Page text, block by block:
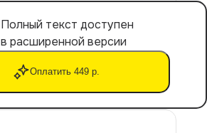
Полный текст доступен
в расширенной версии
Оплатить 449 р.